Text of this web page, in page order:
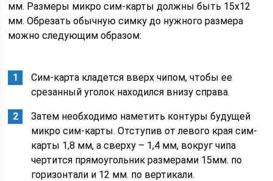
мм. Размеры микро сим-карты должны быть 15х12
мм. Обрезать обычную симку до нужного размера
можно следующим образом:
Сим-карта кладется вверх чипом, чтобы ее
срезанный уголок находился внизу справа.
Затем необходимо наметить контуры будущей
микро сим-карты. Отступив от левого края сим-
карты 1,8 мм, а сверху – 1,4 мм, вокруг чипа
чертится прямоугольник размерами 15мм. по
горизонтали и 12 мм. по вертикали.